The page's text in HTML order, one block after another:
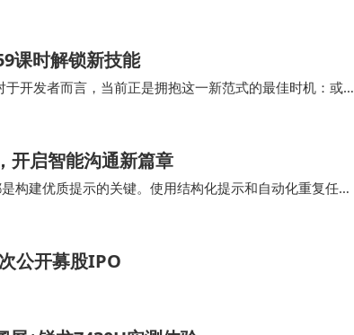
式。360集团以“智能体”为…
课时解锁新技能
开发者而言，当前正是拥抱这一新范式的最佳时机：或投
智能体框架，利用…
开启智能沟通新篇章
构建优质提示的关键。使用结构化提示和自动化重复任务
息。 通过掌握这些技巧，您将能…
公开募股IPO